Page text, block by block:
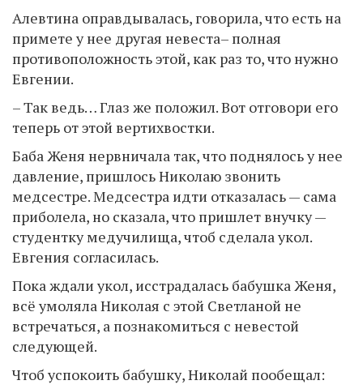
Алевтина оправдывалась, говорила, что есть на
примете у нее другая невеста– полная
противоположность этой, как раз то, что нужно
Евгении.
– Так ведь… Глаз же положил. Вот отговори его
теперь от этой вертихвостки.
Баба Женя нервничала так, что поднялось у нее
давление, пришлось Николаю звонить
медсестре. Медсестра идти отказалась — сама
приболела, но сказала, что пришлет внучку —
студентку медучилища, чтоб сделала укол.
Евгения согласилась.
Пока ждали укол, исстрадалась бабушка Женя,
всё умоляла Николая с этой Светланой не
встречаться, а познакомиться с невестой
следующей.
Чтоб успокоить бабушку, Николай пообещал: